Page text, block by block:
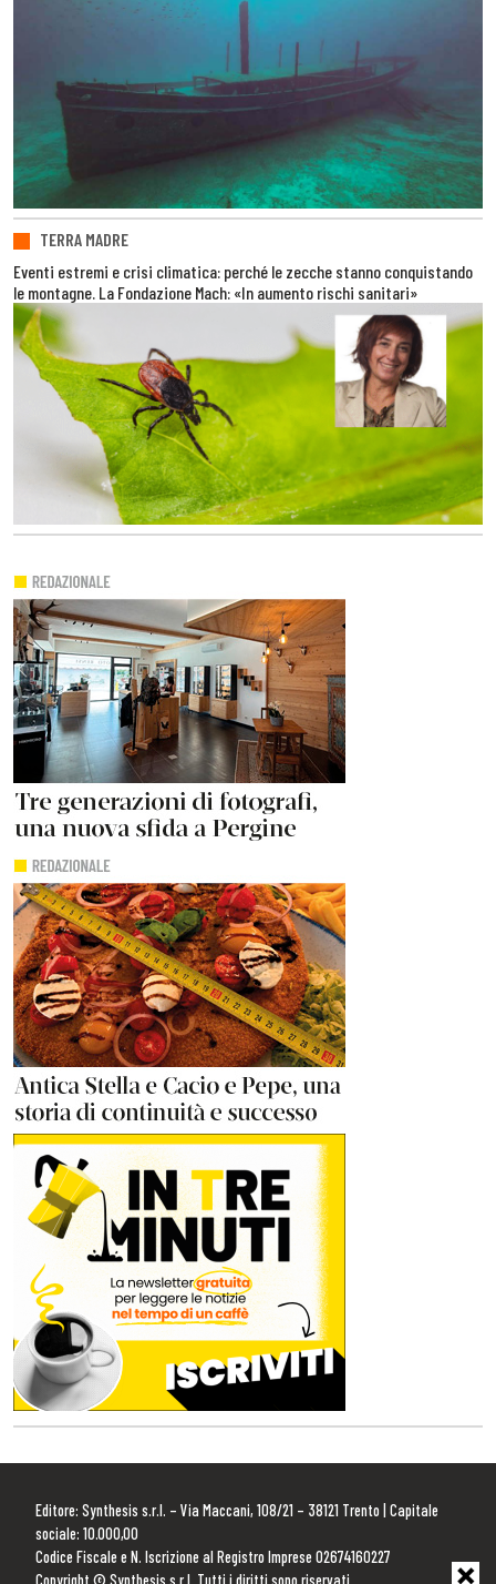
TERRA MADRE
Eventi estremi e crisi climatica: perché le zecche stanno conquistando
le montagne. La Fondazione Mach: «In aumento rischi sanitari»
Editore: Synthesis s.r.l. – Via Maccani, 108/21 – 38121 Trento | Capitale
sociale: 10.000,00
Codice Fiscale e N. Iscrizione al Registro Imprese 02674160227